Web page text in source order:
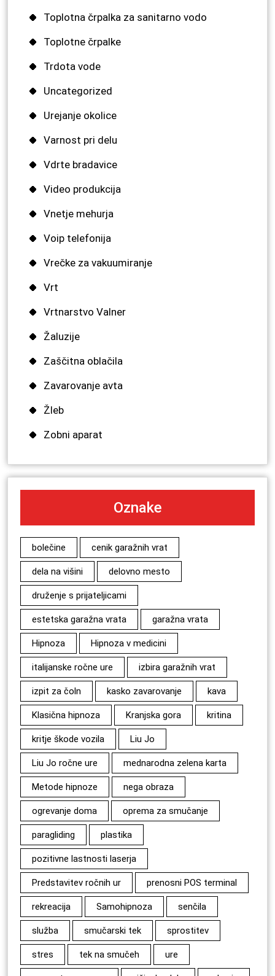
Toplotna črpalka za sanitarno vodo
Toplotne črpalke
Trdota vode
Uncategorized
Urejanje okolice
Varnost pri delu
Vdrte bradavice
Video produkcija
Vnetje mehurja
Voip telefonija
Vrečke za vakuumiranje
Vrt
Vrtnarstvo Valner
Žaluzije
Zaščitna oblačila
Zavarovanje avta
Žleb
Zobni aparat
Oznake
bolečine cenik garažnih vrat
dela na višini delovno mesto
druženje s prijateljicami
estetska garažna vrata garažna vrata
Hipnoza Hipnoza v medicini
italijanske ročne ure izbira garažnih vrat
izpit za čoln kasko zavarovanje kava
Klasična hipnoza Kranjska gora kritina
kritje škode vozila Liu Jo
Liu Jo ročne ure mednarodna zelena karta
Metode hipnoze nega obraza
ogrevanje doma oprema za smučanje
paragliding plastika
pozitivne lastnosti laserja
Predstavitev ročnih ur prenosni POS terminal
rekreacija Samohipnoza senčila
služba smučarski tek sprostitev
stres tek na smučeh ure